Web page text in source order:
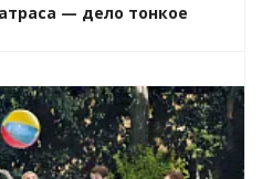
— дело тонкое